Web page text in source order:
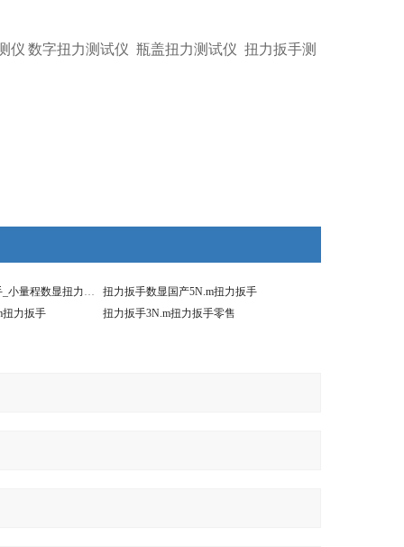
仪 数字扭力测试仪 瓶盖扭力测试仪 扭力扳手测
3N.m数显力矩扳手_小量程数显扭力扳手价格
扭力扳手数显国产5N.m扭力扳手
扭力扳手
扭力扳手3N.m扭力扳手零售